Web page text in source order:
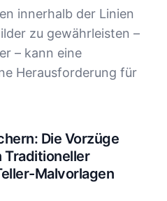
innerhalb der Linien
zu gewährleisten –
– kann eine
Herausforderung für
Die Vorzüge
Traditioneller
Malvorlagen